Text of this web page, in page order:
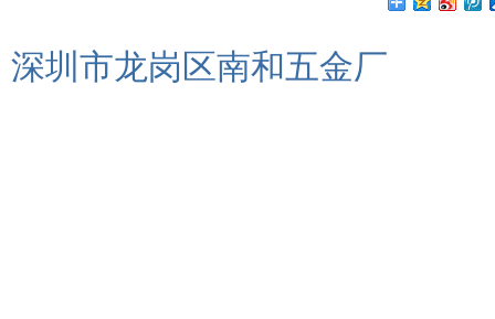
深圳市龙岗区南和五金厂